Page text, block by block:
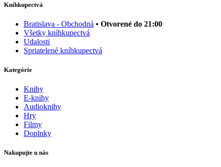
Kníhkupectvá
Bratislava - Obchodná • Otvorené do 21:00
Všetky kníhkupectvá
Udalosti
Spriatelené kníhkupectvá
Kategórie
Knihy
E-knihy
Audioknihy
Hry
Filmy
Doplnky
Nakupujte u nás